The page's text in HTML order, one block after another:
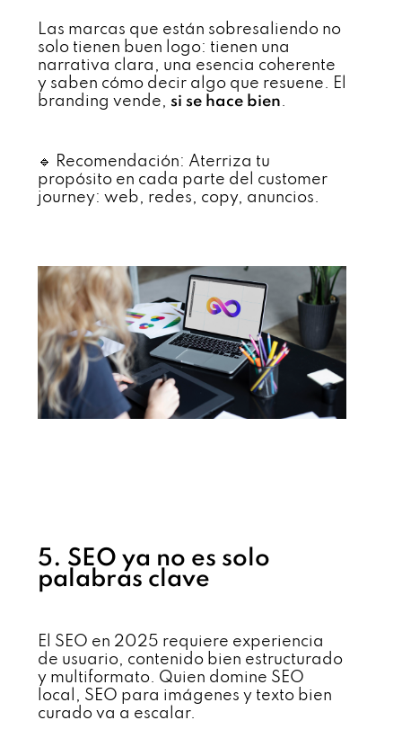
Las marcas que están sobresaliendo no
solo tienen buen logo: tienen una
narrativa clara, una esencia coherente
y saben cómo decir algo que resuene. El
branding vende, si se hace bien.
🔹 Recomendación: Aterriza tu
propósito en cada parte del customer
journey: web, redes, copy, anuncios.
5. SEO ya no es solo
palabras clave
El SEO en 2025 requiere experiencia
de usuario, contenido bien estructurado
y multiformato. Quien domine SEO
local, SEO para imágenes y texto bien
curado va a escalar.